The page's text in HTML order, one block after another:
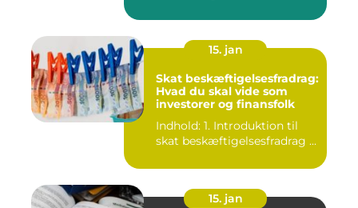
15. jan
Skat beskæftigelsesfradrag:
Hvad du skal vide som
investorer og finansfolk
Indhold: 1. Introduktion til
skat beskæftigelsesfradrag ...
15. jan